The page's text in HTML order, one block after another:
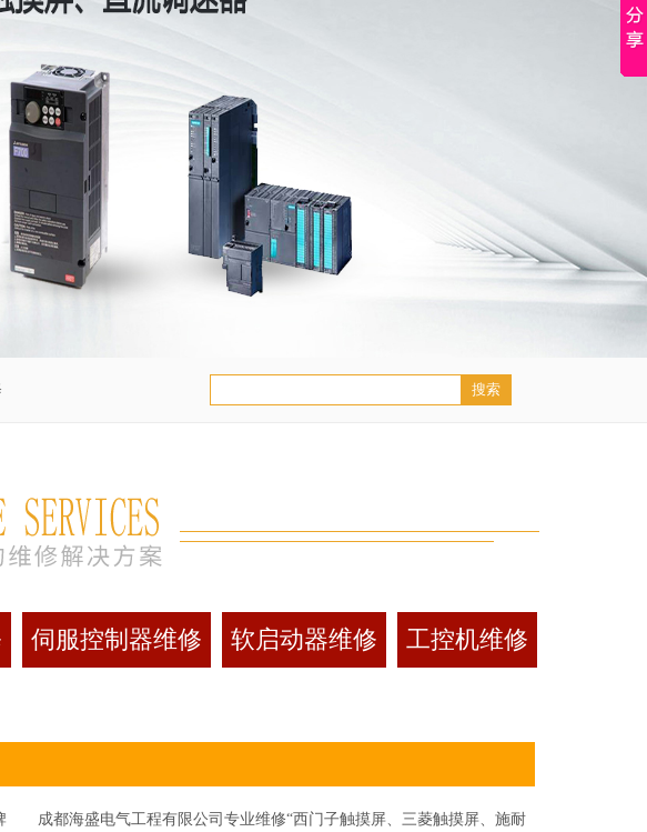
伺服控制器维修 软启动器维修 工控机维修
都海盛电气工程有限公司专业维修“西门子触摸屏、三菱触摸屏、施耐